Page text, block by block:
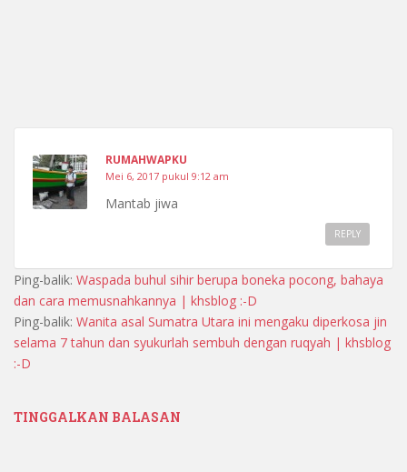
RUMAHWAPKU
Mei 6, 2017 pukul 9:12 am
Mantab jiwa
REPLY
Ping-balik: Waspada buhul sihir berupa boneka pocong, bahaya
dan cara memusnahkannya | khsblog :-D
Ping-balik: Wanita asal Sumatra Utara ini mengaku diperkosa jin
selama 7 tahun dan syukurlah sembuh dengan ruqyah | khsblog
:-D
TINGGALKAN BALASAN